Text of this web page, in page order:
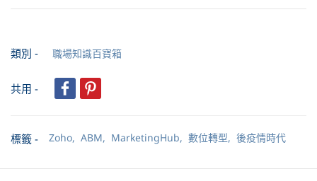
類別 - 職場知識百寶箱
共用 -
標籤 - Zoho, ABM, MarketingHub, 數位轉型, 後疫情時代